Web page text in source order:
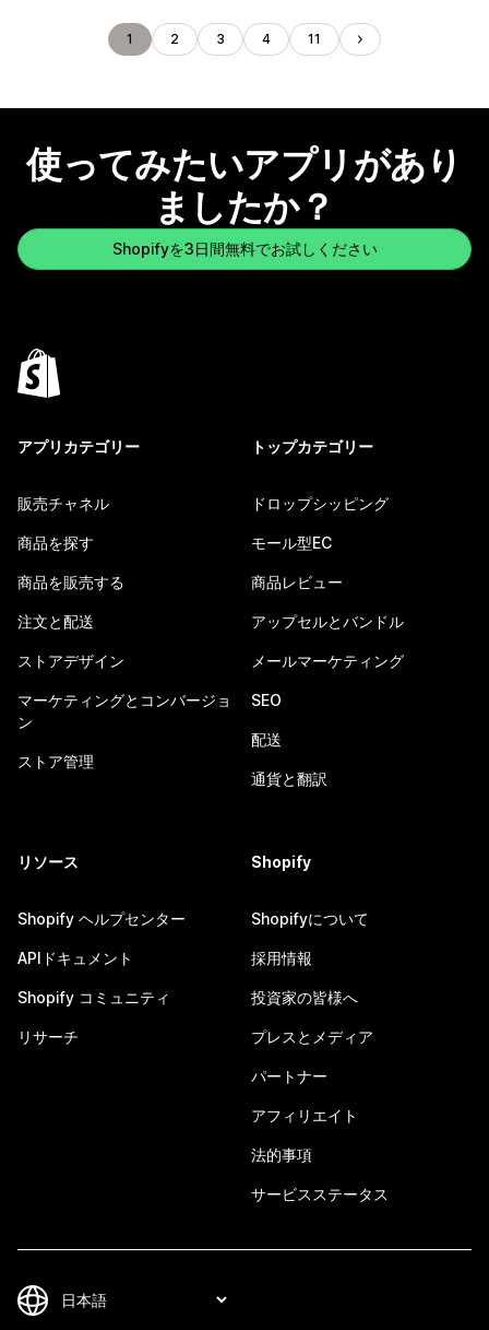
1 2 3 4 11
使ってみたいアプリがあり
ましたか？
Shopifyを3日間無料でお試しください
アプリカテゴリー
販売チャネル
商品を探す
商品を販売する
注文と配送
ストアデザイン
マーケティングとコンバージョ
ン
ストア管理
トップカテゴリー
ドロップシッピング
モール型EC
商品レビュー
アップセルとバンドル
メールマーケティング
SEO
配送
通貨と翻訳
リソース
Shopify ヘルプセンター
APIドキュメント
Shopify コミュニティ
リサーチ
Shopify
Shopifyについて
採用情報
投資家の皆様へ
プレスとメディア
パートナー
アフィリエイト
法的事項
サービスステータス